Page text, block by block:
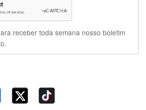
receber toda semana nosso boletim